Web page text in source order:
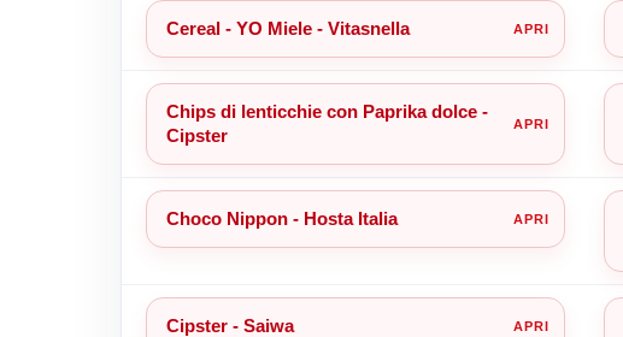
Cereal - YO Miele - Vitasnella
Chips di lenticchie con Paprika dolce -
Cipster
Choco Nippon - Hosta Italia
Cipster - Saiwa